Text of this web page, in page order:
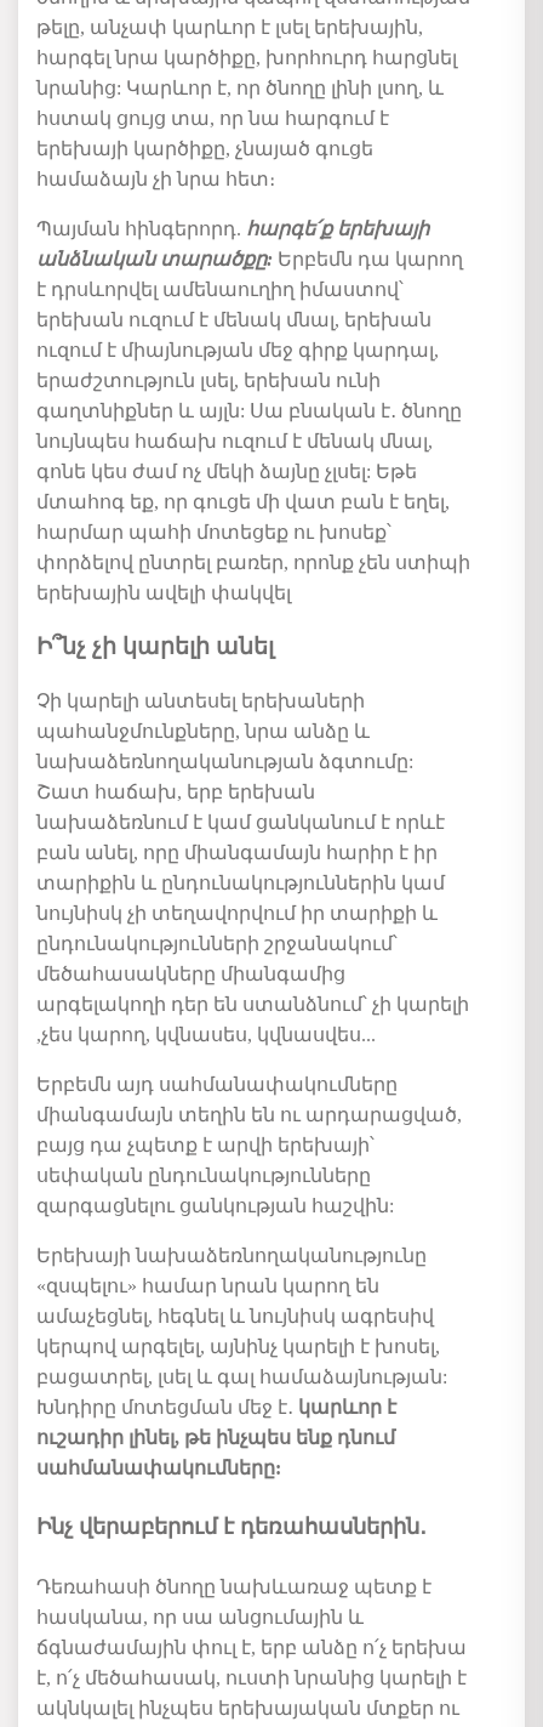
թելը, անչափ կարևոր է լսել երեխային,
հարգել նրա կարծիքը, խորհուրդ հարցնել
նրանից: Կարևոր է, որ ծնողը լինի լսող, և
հստակ ցույց տա, որ նա հարգում է
երեխայի կարծիքը, չնայած գուցե
համաձայն չի նրա հետ։
Պայման հինգերորդ. հարգե՛ք երեխայի
անձնական տարածքը: Երբեմն դա կարող
է դրսևորվել ամենաուղիղ իմաստով՝
երեխան ուզում է մենակ մնալ, երեխան
ուզում է միայնության մեջ գիրք կարդալ,
երաժշտություն լսել, երեխան ունի
գաղտնիքներ և այլն: Սա բնական է․ ծնողը
նույնպես հաճախ ուզում է մենակ մնալ,
գոնե կես ժամ ոչ մեկի ձայնը չլսել: Եթե
մտահոգ եք, որ գուցե մի վատ բան է եղել,
հարմար պահի մոտեցեք ու խոսեք՝
փորձելով ընտրել բառեր, որոնք չեն ստիպի
երեխային ավելի փակվել
Ի՞նչ չի կարելի անել
Չի կարելի անտեսել երեխաների
պահանջմունքները,նրա անձը և
նախաձեռնողականության ձգտումը:
Շատ հաճախ, երբ երեխան
նախաձեռնում է կամ ցանկանում է որևէ
բան անել, որը միանգամայն հարիր է իր
տարիքին և ընդունակություններին կամ
նույնիսկ չի տեղավորվում իր տարիքի և
ընդունակությունների շրջանակում՝
մեծահասակները միանգամից
արգելակողի դեր են ստանձնում՝ չի կարելի
,չես կարող, կվնասես, կվնասվես...
Երբեմն այդ սահմանափակումները
միանգամայն տեղին են ու արդարացված,
բայց դա չպետք է արվի երեխայի՝
սեփական ընդունակությունները
զարգացնելու ցանկության հաշվին:
Երեխայի նախաձեռնողականությունը
«զսպելու» համար նրան կարող են
ամաչեցնել, հեգնել և նույնիսկ ագրեսիվ
կերպով արգելել, այնինչ կարելի է խոսել,
բացատրել, լսել և գալ համաձայնության:
Խնդիրը մոտեցման մեջ է․ կարևոր է
ուշադիր լինել, թե ինչպես ենք դնում
սահմանափակումները:
Ինչ վերաբերում է դեռահասներին․
Դեռահասի ծնողը նախևառաջ պետք է
հասկանա, որ սա անցումային և
ճգնաժամային փուլ է, երբ անձը ո՛չ երեխա
է, ո՛չ մեծահասակ, ուստի նրանից կարելի է
ակնկալել ինչպես երեխայական մտքեր ու